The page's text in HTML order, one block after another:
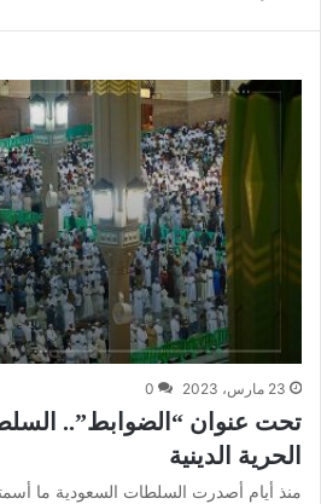
23 مارس، 2023 0
تحت عنوان “الضوابط”..
الحرية الدينية
منذ أيام أصدرت السلطات السعودية ما